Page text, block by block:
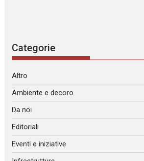
Categorie
Altro
Ambiente e decoro
Da noi
Editoriali
Eventi e iniziative